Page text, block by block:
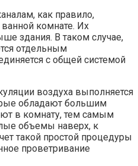
как правило,
комнате. Их
здания. В таком случае,
отдельным
с общей системой
воздуха выполняется
обладают большим
в комнату, тем самым
объемы наверх, к
такой простой процедуры
проветривание